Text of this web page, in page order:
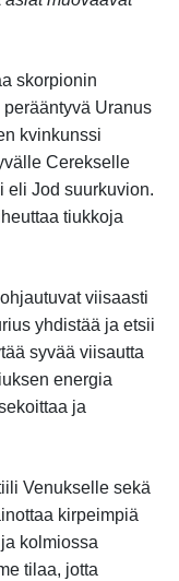
skorpionin
Uranus
kvinkunssi
Cerekselle
eli Jod suurkuvion.
tiukkoja
viisaasti
yhdistää ja etsii
syvää viisautta
energia
ja
Venukselle sekä
kirpeimpiä
kolmiossa
tilaa, jotta